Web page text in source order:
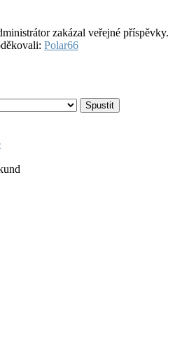
zakázal veřejné příspěvky.
Polar66